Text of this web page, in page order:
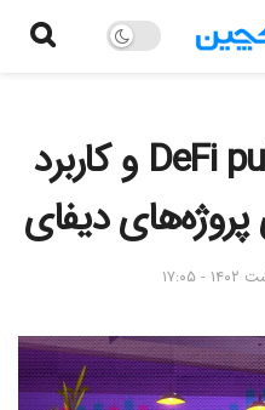
معرفی شاخص DeFi pulse و کاربرد
دیفای